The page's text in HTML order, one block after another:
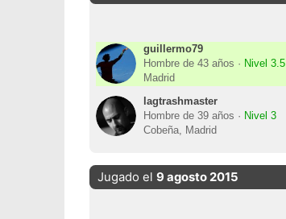
guillermo79
Hombre de 43 años · Nivel 3.5
Madrid
lagtrashmaster
Hombre de 39 años · Nivel 3
Cobeña, Madrid
Jugado el 9 agosto 2015